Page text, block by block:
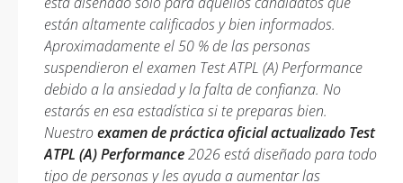
están altamente calificados y bien informados.
Aproximadamente el 50 % de las personas
suspendieron el examen Test ATPL (A) Performance
debido a la ansiedad y la falta de confianza. No
estarás en esa estadística si te preparas bien.
Nuestroexamen de práctica oficial actualizado Test
ATPL (A) Performance2026 está diseñado para todo
tipo de personas y les ayuda a aumentar las